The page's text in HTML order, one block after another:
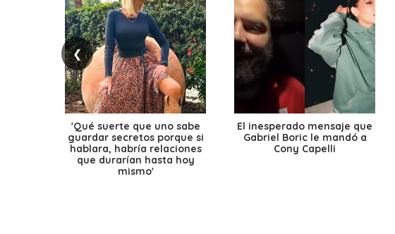
❮
'Qué suerte que uno sabe
guardar secretos porque si
hablara, habría relaciones
que durarían hasta hoy
mismo'
El inesperado mensaje que
Gabriel Boric le mandó a
Cony Capelli